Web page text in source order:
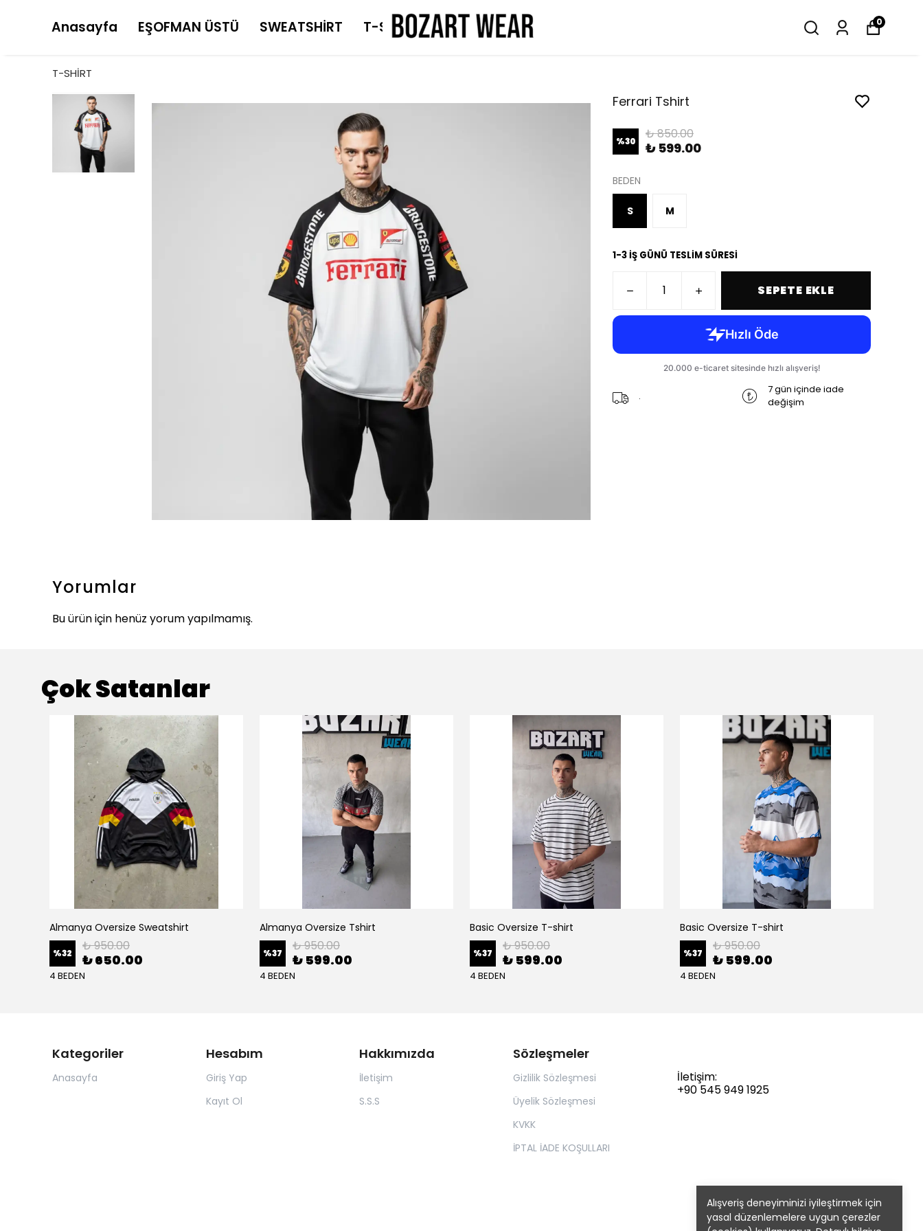
Anasayfa EŞOFMAN ÜSTÜ SWEATSHİRT T-SHİRT 0
Alışveriş deneyiminizi iyileştirmek için
yasal düzenlemelere uygun çerezler
T-SHİRT
Ferrari Tshirt
%30 ₺ 850.00
₺ 599.00
BEDEN
S M
1-3 İŞ GÜNÜ TESLİM SÜRESİ
SEPETE EKLE
.
7 gün içinde iade
değişim
Yorumlar
Bu ürün için henüz yorum yapılmamış.
Çok Satanlar
Almanya Oversize Sweatshirt
%32 ₺ 950.00
₺ 650.00
4 BEDEN
Almanya Oversize Tshirt
%37 ₺ 950.00
₺ 599.00
4 BEDEN
Basic Oversize T-shirt
%37 ₺ 950.00
₺ 599.00
4 BEDEN
Basic Oversize T-shirt
%37 ₺ 950.00
₺ 599.00
4 BEDEN
Kategoriler
Anasayfa
Hesabım
Giriş Yap
Kayıt Ol
Hakkımızda
İletişim
S.S.S
Sözleşmeler
Gizlilik Sözleşmesi
Üyelik Sözleşmesi
KVKK
İPTAL İADE KOŞULLARI
İletişim:
+90 545 949 1925